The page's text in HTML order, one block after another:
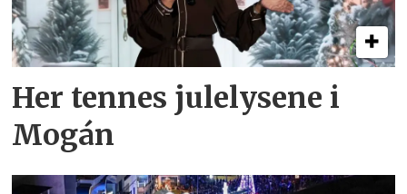
Her tennes julelysene i
Mogán